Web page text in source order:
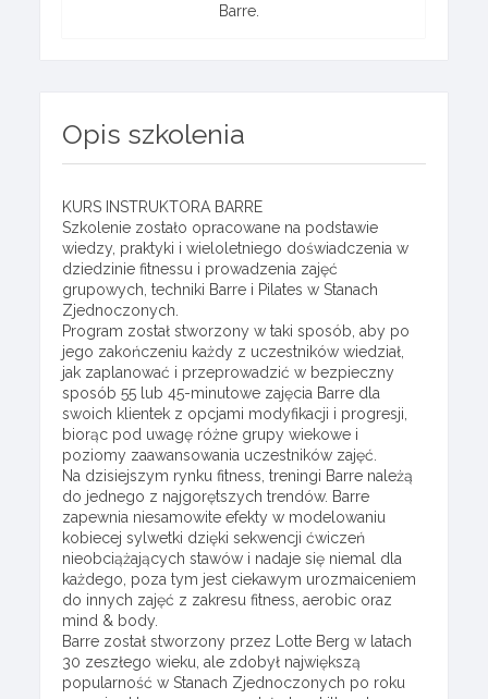
Barre.
Opis szkolenia
KURS INSTRUKTORA BARRE
Szkolenie zostało opracowane na podstawie
wiedzy, praktyki i wieloletniego doświadczenia w
dziedzinie fitnessu i prowadzenia zajęć
grupowych, techniki Barre i Pilates w Stanach
Zjednoczonych.
Program został stworzony w taki sposób, aby po
jego zakończeniu każdy z uczestników wiedział,
jak zaplanować i przeprowadzić w bezpieczny
sposób 55 lub 45-minutowe zajęcia Barre dla
swoich klientek z opcjami modyfikacji i progresji,
biorąc pod uwagę różne grupy wiekowe i
poziomy zaawansowania uczestników zajęć.
Na dzisiejszym rynku fitness, treningi Barre należą
do jednego z najgorętszych trendów. Barre
zapewnia niesamowite efekty w modelowaniu
kobiecej sylwetki dzięki sekwencji ćwiczeń
nieobciążających stawów i nadaje się niemal dla
każdego, poza tym jest ciekawym urozmaiceniem
do innych zajęć z zakresu fitness, aerobic oraz
mind & body.
Barre został stworzony przez Lotte Berg w latach
30 zeszłego wieku, ale zdobył największą
popularność w Stanach Zjednoczonych po roku